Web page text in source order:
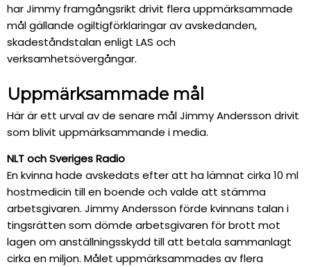
har Jimmy framgångsrikt drivit flera uppmärksammade
mål gällande ogiltigförklaringar av avskedanden,
skadeståndstalan enligt LAS och
verksamhetsövergångar.
Uppmärksammade mål
Här är ett urval av de senare mål Jimmy Andersson drivit
som blivit uppmärksammande i media.
NLT och Sveriges Radio
En kvinna hade avskedats efter att ha lämnat cirka 10 ml
hostmedicin till en boende och valde att stämma
arbetsgivaren. Jimmy Andersson förde kvinnans talan i
tingsrätten som dömde arbetsgivaren för brott mot
lagen om anställningsskydd till att betala sammanlagt
cirka en miljon. Målet uppmärksammades av flera